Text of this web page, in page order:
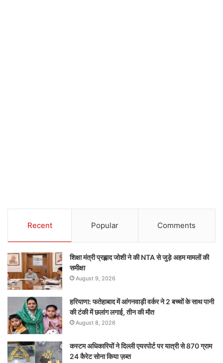
Recent Popular Comments
शिक्षा मंत्री प्रह्लाद जोशी ने की NTA से जुड़े अहम मामलों की
समीक्षा
August 9, 2026
हरियाणा: फतेहाबाद में आंगनवाड़ी वर्कर ने 2 बच्चों के साथ पानी
की टंकी में छलांग लगाई, तीन की मौत
August 8, 2026
कस्टम अधिकारियों ने दिल्ली एयरपोर्ट पर यात्री से 870 ग्राम
24 कैरेट सोना किया ज़ब्त